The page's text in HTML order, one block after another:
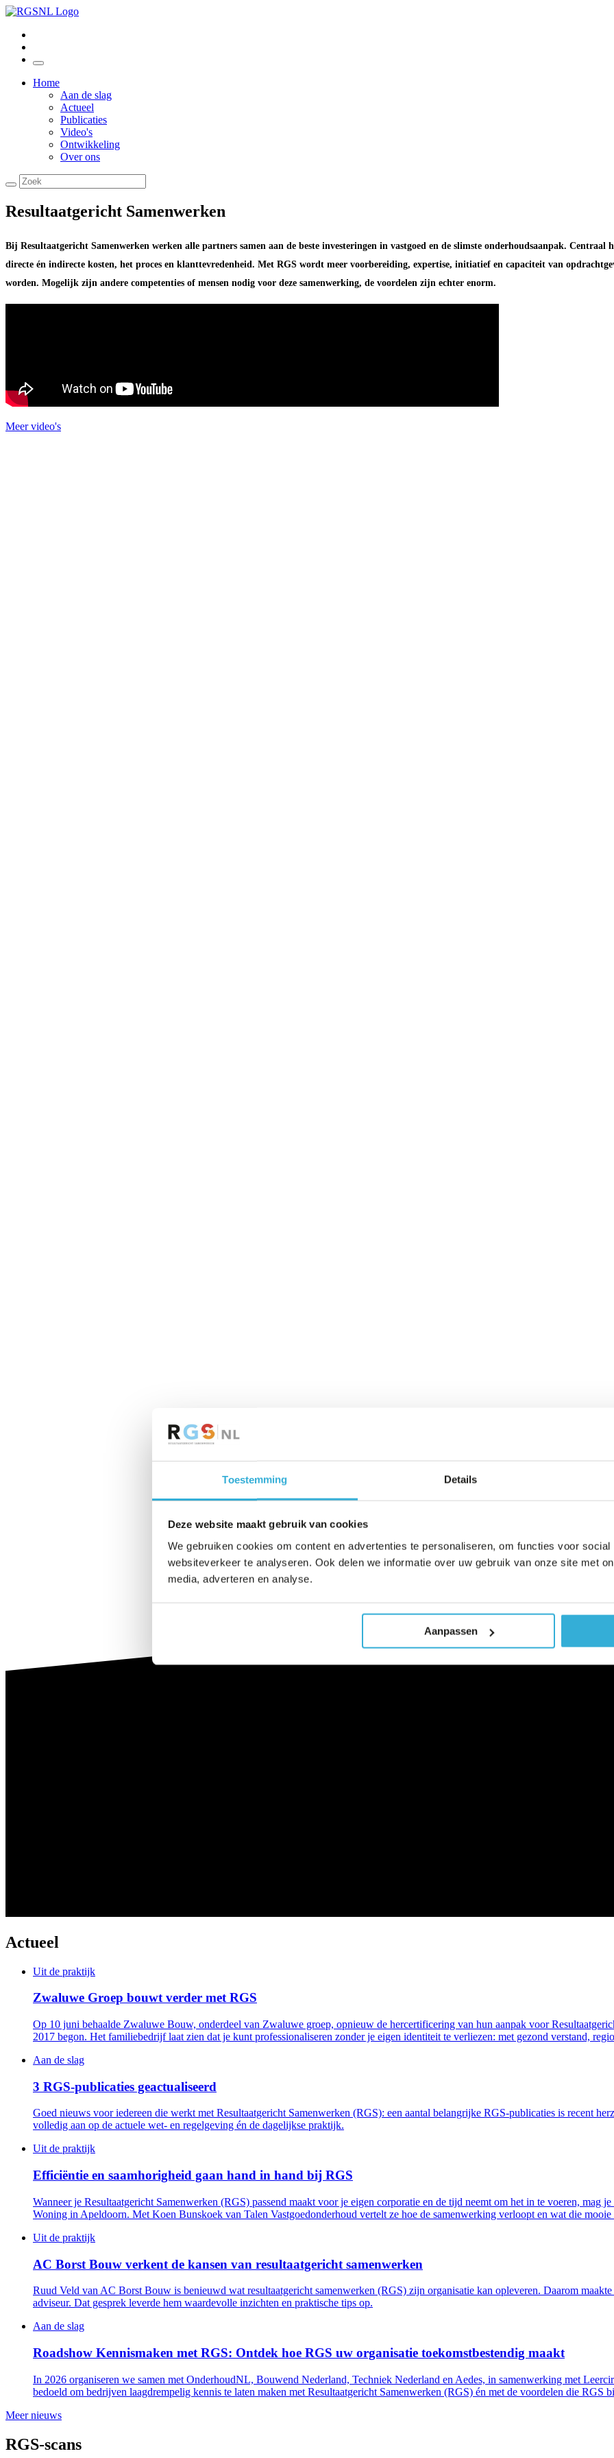
Toestemming Details
Deze website maakt gebruik van cookies
We gebruiken cookies om content en advertenties te personaliseren, om functies voor
websiteverkeer te analyseren. Ook delen we informatie over uw gebruik van onze site met
media, adverteren en analyse.
Aanpassen
Home
Aan de slag
Actueel
Publicaties
Video's
Ontwikkeling
Over ons
Resultaatgericht Samenwerken
Bij Resultaatgericht Samenwerken werken alle partners samen aan de beste investeringen in vastgoed en de slimste onderhoudsaanpak.
directe én indirecte kosten, het proces en klanttevredenheid. Met RGS wordt meer voorbereiding, expertise, initiatief en capaciteit van
worden. Mogelijk zijn andere competenties of mensen nodig voor deze samenwerking, de voordelen zijn echter enorm.
Meer video's
Actueel
Uit de praktijk
Zwaluwe Groep bouwt verder met RGS
Op 10 juni behaalde Zwaluwe Bouw, onderdeel van Zwaluwe groep, opnieuw de hercertificering van hun aanpak voor
2017 begon. Het familiebedrijf laat zien dat je kunt professionaliseren zonder je eigen identiteit te verliezen: met gezond verstand,
Aan de slag
3 RGS-publicaties geactualiseerd
Goed nieuws voor iedereen die werkt met Resultaatgericht Samenwerken (RGS): een aantal belangrijke RGS-publicaties is recent
volledig aan op de actuele wet- en regelgeving én de dagelijkse praktijk.
Uit de praktijk
Efficiëntie en saamhorigheid gaan hand in hand bij RGS
Wanneer je Resultaatgericht Samenwerken (RGS) passend maakt voor je eigen corporatie en de tijd neemt om het in te voeren, mag
Woning in Apeldoorn. Met Koen Bunskoek van Talen Vastgoedonderhoud vertelt ze hoe de samenwerking verloopt en wat die mooie
Uit de praktijk
AC Borst Bouw verkent de kansen van resultaatgericht samenwerken
Ruud Veld van AC Borst Bouw is benieuwd wat resultaatgericht samenwerken (RGS) zijn organisatie kan opleveren. Daarom
adviseur. Dat gesprek leverde hem waardevolle inzichten en praktische tips op.
Aan de slag
Roadshow Kennismaken met RGS: Ontdek hoe RGS uw organisatie toekomstbestendig maakt
In 2026 organiseren we samen met OnderhoudNL, Bouwend Nederland, Techniek Nederland en Aedes, in samenwerking met
bedoeld om bedrijven laagdrempelig kennis te laten maken met Resultaatgericht Samenwerken (RGS) én met de voordelen die RGS
Meer nieuws
RGS-scans